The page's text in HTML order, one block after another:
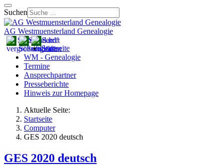
Suchen
AG Westmuensterland Genealogie
Startseite
WM - Genealogie
Termine
Ansprechpartner
Presseberichte
Hinweis zur Homepage
Aktuelle Seite:
Startseite
Computer
GES 2020 deutsch
GES 2020 deutsch